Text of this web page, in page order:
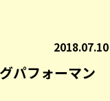
2018.07.10
パフォーマン